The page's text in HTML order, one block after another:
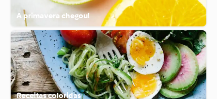
A primavera chegou!
Receitas coloridas